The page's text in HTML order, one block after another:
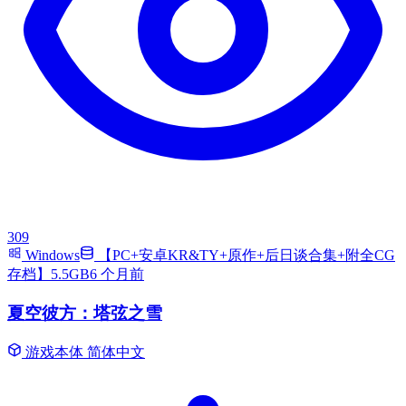
309
Windows
【PC+安卓KR&TY+原作+后日谈合集+附全CG
存档】5.5GB6 个月前
夏空彼方：塔弦之雪
游戏本体 简体中文